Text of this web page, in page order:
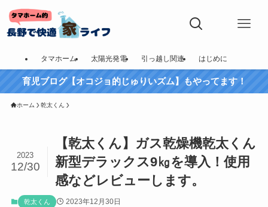
タマホーム 太陽光発電 引っ越し関連 はじめに
育児ブログ【オコジョ的じゅりいズム】もやってます！
ホーム 乾太くん
【乾太くん】ガス乾燥機乾太くん
新型デラックス9㎏を導入！使用
感などレビューします。
2023
12/30
乾太くん 2023年12月30日